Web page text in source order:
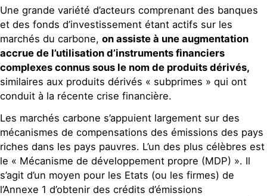
Une grande variété d’acteurs comprenant des banques
et des fonds d’investissement étant actifs sur les
marchés du carbone, on assiste à une augmentation
accrue de l’utilisation d’instruments financiers
complexes connus sous le nom de produits dérivés,
similaires aux produits dérivés « subprimes » qui ont
conduit à la récente crise financière.
Les marchés carbone s’appuient largement sur des
mécanismes de compensations des émissions des pays
riches dans les pays pauvres. L’un des plus célèbres est
le « Mécanisme de développement propre (MDP) ». Il
s’agit d’un moyen pour les Etats (ou les firmes) de
l’Annexe 1 d’obtenir des crédits d’émissions